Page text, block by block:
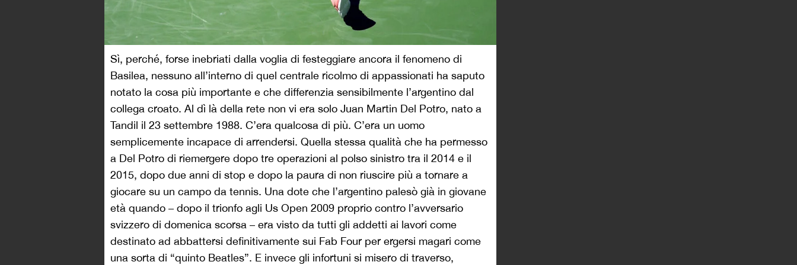
Sì, perché, forse inebriati dalla voglia di festeggiare ancora il fenomeno di
Basilea, nessuno all’interno di quel centrale ricolmo di appassionati ha saputo
notato la cosa più importante e che differenzia sensibilmente l’argentino dal
collega croato. Al dì là della rete non vi era solo Juan Martin Del Potro, nato a
Tandil il 23 settembre 1988. C’era qualcosa di più. C’era un uomo
semplicemente incapace di arrendersi. Quella stessa qualità che ha permesso
a Del Potro di riemergere dopo tre operazioni al polso sinistro tra il 2014 e il
2015, dopo due anni di stop e dopo la paura di non riuscire più a tornare a
giocare su un campo da tennis. Una dote che l’argentino palesò già in giovane
età quando – dopo il trionfo agli Us Open 2009 proprio contro l’avversario
svizzero di domenica scorsa – era visto da tutti gli addetti ai lavori come
destinato ad abbattersi definitivamente sui Fab Four per ergersi magari come
una sorta di “quinto Beatles”. E invece gli infortuni si misero di traverso,